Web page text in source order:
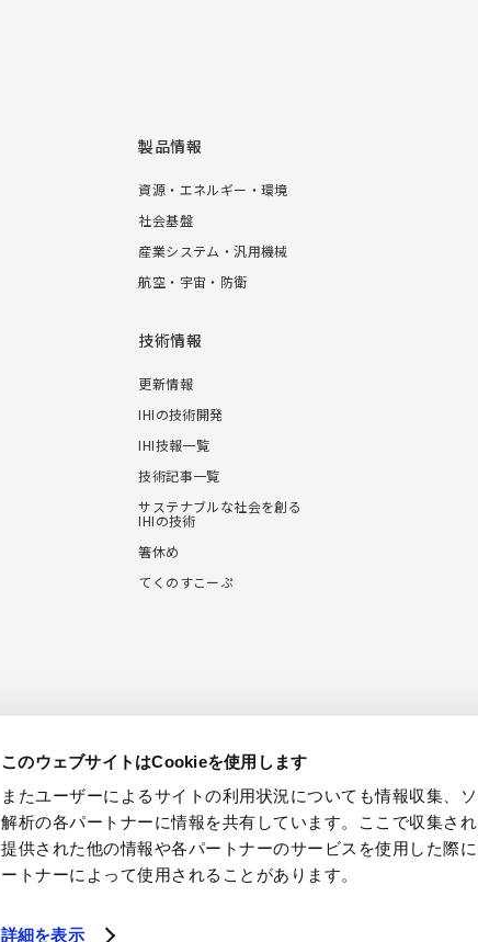
このウェブサイトはCookieを使用します
またユーザーによるサイトの利用状況についても情報収集、
解析の各パートナーに情報を共有しています。ここで収集さ
提供された他の情報や各パートナーのサービスを使用した際
ートナーによって使用されることがあります。
詳細を表示
製品情報
資源・エネルギー・環境
社会基盤
産業システム・汎用機械
航空・宇宙・防衛
技術情報
更新情報
IHIの技術開発
IHI技報一覧
技術記事一覧
サステナブルな社会を創る
IHIの技術
箸休め
てくのすこーぷ
IHIの 新しい情報を見る